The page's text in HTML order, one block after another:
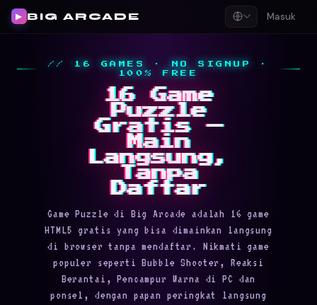
▶ BIG ARCADE Masuk
// 16 GAMES · NO SIGNUP ·
100% FREE
16 Game
Puzzle
Gratis —
Main
Langsung,
Tanpa
Daftar
Game Puzzle di Big Arcade adalah 16 game
HTML5 gratis yang bisa dimainkan langsung
di browser tanpa mendaftar. Nikmati game
populer seperti Bubble Shooter, Reaksi
Berantai, Pencampur Warna di PC dan
ponsel, dengan papan peringkat langsung